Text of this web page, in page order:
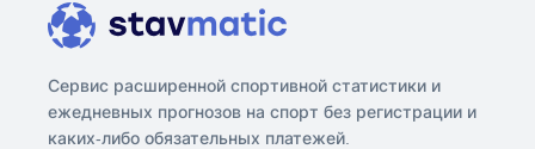
Сервис расширенной спортивной статистики и
ежедневных прогнозов на спорт без регистрации и
каких-либо обязательных платежей.